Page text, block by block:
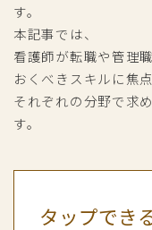
す。
本記事では、
看護師が転職や管理
おくべきスキルに焦点
それぞれの分野で求
す。
タップでき